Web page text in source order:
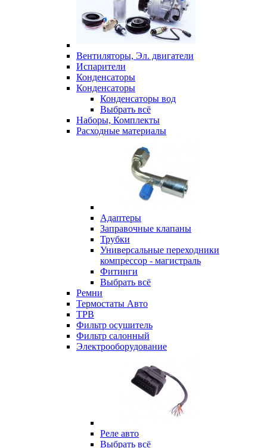
Вентиляторы, Эл. двигатели
Испарители
Конденсаторы
Конденсаторы
Конденсаторы вод
Выбрать всё
Наборы, Комплекты
Расходные материалы
Адаптеры
Заправочные клапаны
Трубки
Универсальные переходники
компрессор - магистраль
Фитинги
Выбрать всё
Ремни
Термостаты Авто
ТРВ
Фильтр осушитель
Фильтр салонный
Электрооборудование
Реле авто
Выбрать всё